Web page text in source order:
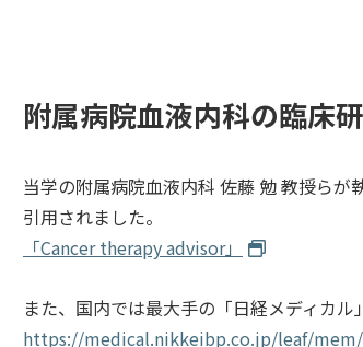
附属病院血液内科の臨床
当学の附属病院血液内科 佐藤 勉 教授ら
引用されました。
「Cancer therapy advisor」
また、国内では最大手の「日経メディカル
https://medical.nikkeibp.co.jp/leaf/